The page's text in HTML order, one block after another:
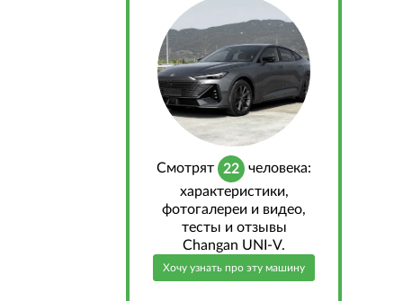
Cмотрят 22
человека:
характеристики,
фотогалереи и видео,
тесты и отзывы
Changan UNI-V.
Хочу узнать про эту машину